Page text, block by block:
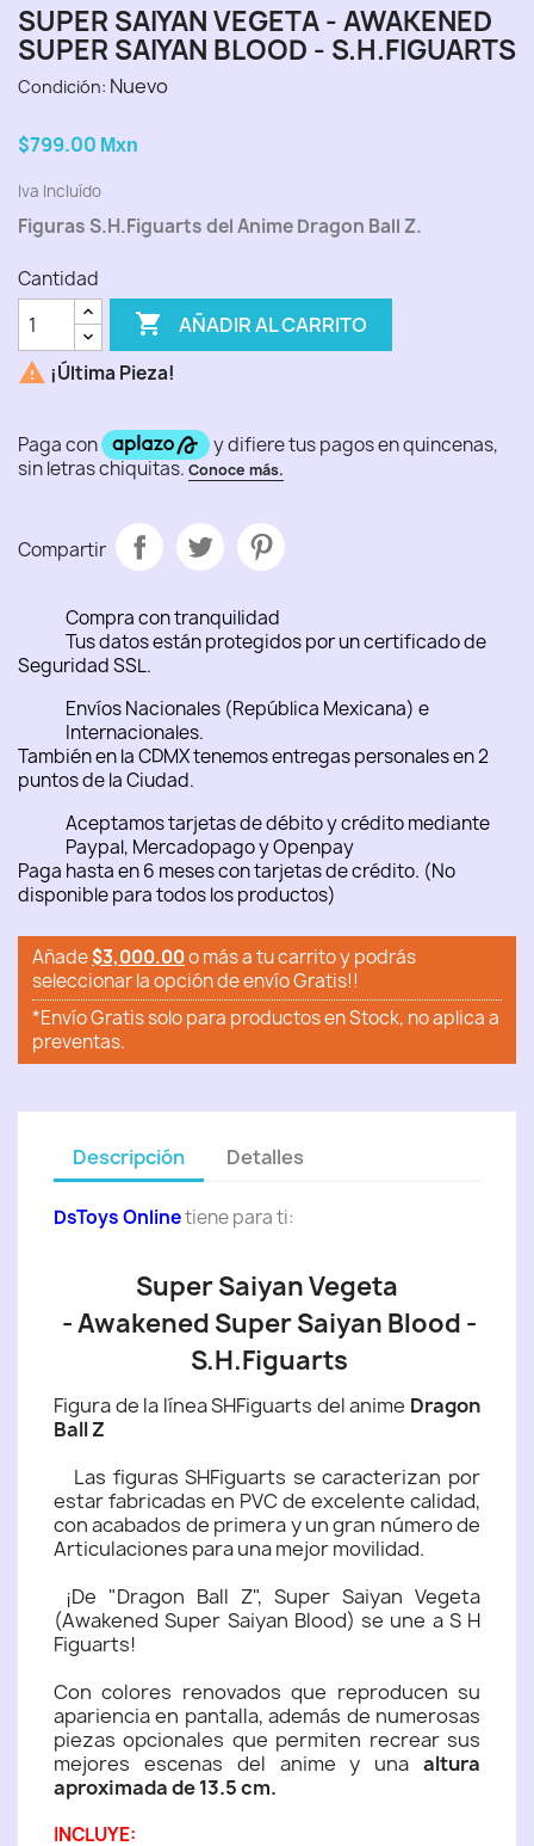
SUPER SAIYAN VEGETA - AWAKENED
SUPER SAIYAN BLOOD - S.H.FIGUARTS
Condición: Nuevo
$799.00 Mxn
Iva Incluído
Figuras S.H.Figuarts del Anime Dragon Ball Z.
Cantidad
 AÑADIR AL CARRITO
 ¡Última Pieza!
Compartir
Compra con tranquilidad
Tus datos están protegidos por un certificado de
Seguridad SSL.
Envíos Nacionales (República Mexicana) e
Internacionales.
También en la CDMX tenemos entregas personales en 2
puntos de la Ciudad.
Aceptamos tarjetas de débito y crédito mediante
Paypal, Mercadopago y Openpay
Paga hasta en 6 meses con tarjetas de crédito. (No
disponible para todos los productos)
Añade$3,000.00o más a tu carrito y podrás
seleccionar la opción de envío Gratis!!
*Envío Gratis solo para productos en Stock, no aplica a
preventas.
Descripción Detalles
DsToys Onlinetiene para ti:
Super Saiyan Vegeta
- Awakened Super Saiyan Blood -
S.H.Figuarts
Figura de la línea SHFiguarts del anime Dragon
Ball Z
Las figuras SHFiguarts se caracterizan por
estar fabricadas en PVC de excelente calidad,
con acabados de primera y un gran número de
Articulaciones para una mejor movilidad.
¡De "Dragon Ball Z", Super Saiyan Vegeta
(Awakened Super Saiyan Blood) se une a S H
Figuarts!
Con colores renovados que reproducen su
apariencia en pantalla, además de numerosas
piezas opcionales que permiten recrear sus
mejores escenas del anime y una altura
aproximada de 13.5 cm.
INCLUYE: